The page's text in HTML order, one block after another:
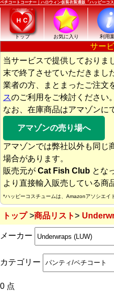
ペチコートコーナー｜ハロウィン仮装衣装通販「ハッピーコス
トップ お気に入り 利用
サー
当サービスで提供しておりま
末で終了させていただきまし
業者の方、まとまったご注文
スのご利用をご検討ください。
なお、在庫商品はアマゾンに
アマゾンの売り場へ
アマゾンでは弊社以外も同じ
場合があります。
販売元が Cat Fish Club とな
より直接輸入販売している商
*ハッピーコスチュームは、Amazonアソシエイ
トップ 商品リスト
メーカー
カテゴリー
0 点